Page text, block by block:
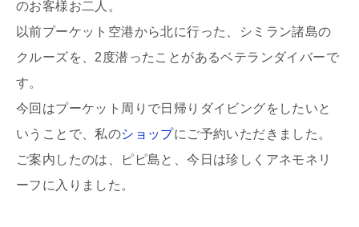
のお客様お二人。
以前プーケット空港から北に行った、シミラン諸島の
クルーズを、2度潜ったことがあるベテランダイバーで
す。
今回はプーケット周りで日帰りダイビングをしたいと
いうことで、私のショップにご予約いただきました。
ご案内したのは、ピピ島と、今日は珍しくアネモネリ
ーフに入りました。